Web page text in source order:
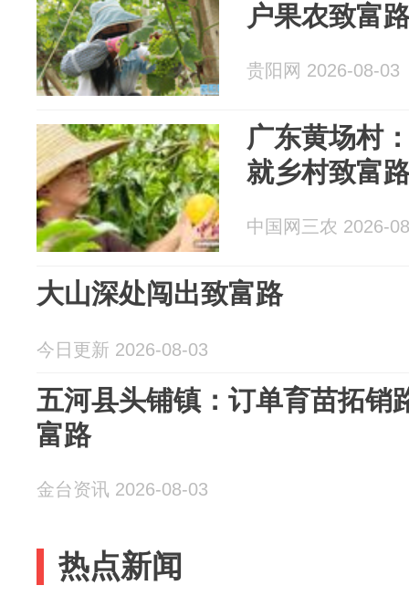
户果农致富
贵阳网 2026-08-03
广东黄场村
就乡村致富
中国网三农 2026-
大山深处闯出致富路
今日更新 2026-08-03
五河县头铺镇：订单育苗拓销
富路
金台资讯 2026-08-03
热点新闻